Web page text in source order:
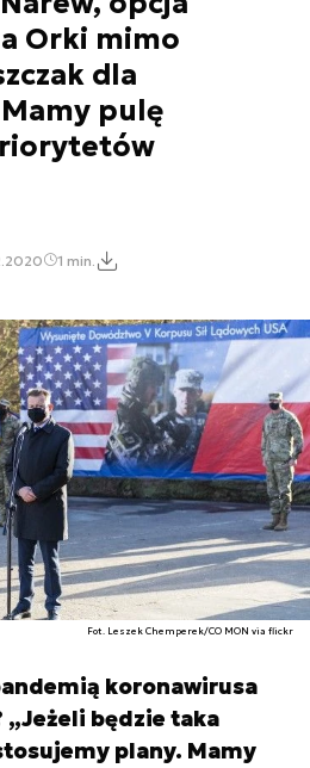
Orki mimo
dla
pulę
1 min.
Fot. Leszek Chemperek/CO MON via flickr
koronawirusa
„Jeżeli będzie taka
plany. Mamy